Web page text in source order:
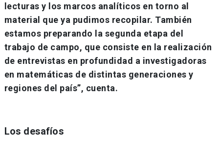
lecturas y los marcos analíticos en torno al
material que ya pudimos recopilar. También
estamos preparando la segunda etapa del
trabajo de campo, que consiste en la realización
de entrevistas en profundidad a investigadoras
en matemáticas de distintas generaciones y
regiones del país”, cuenta.
Los desafíos